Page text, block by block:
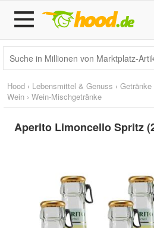
Hood › Lebensmittel & Genuss ›
Wein › Wein-Mischgetränke
Aperito Limoncello Spritz